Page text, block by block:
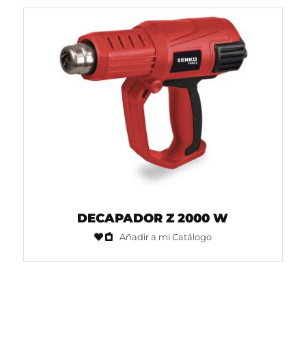
DECAPADOR Z 2000 W
Añadir a mi Catálogo